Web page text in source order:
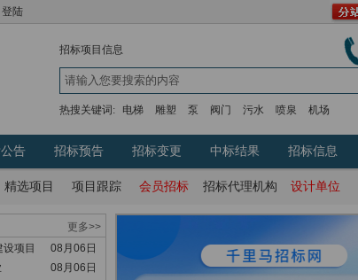
登陆
招标项目信息
热搜关键词: 电梯 雕塑 泵 阀门 污水 喷泉 机场
告 招标预告 招标变更 中标结果 招标信息
精选项目 项目跟踪 会员招标 招标代理机构 设计单位
更多>>
项目
08月06日
08月06日